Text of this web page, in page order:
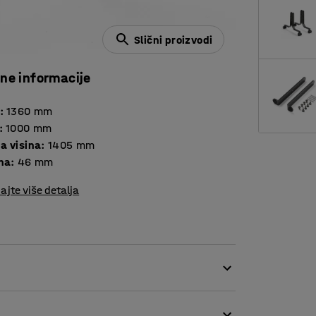
Slični proizvodi
informacije
: 1360 mm
: 1000 mm
visina: 1405 mm
: 46 mm
više detalja